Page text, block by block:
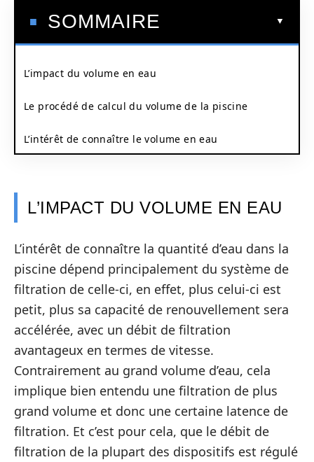
SOMMAIRE
L’impact du volume en eau
Le procédé de calcul du volume de la piscine
L’intérêt de connaître le volume en eau
L’IMPACT DU VOLUME EN EAU
L’intérêt de connaître la quantité d’eau dans la
piscine dépend principalement du système de
filtration de celle-ci, en effet, plus celui-ci est
petit, plus sa capacité de renouvellement sera
accélérée, avec un débit de filtration
avantageux en termes de vitesse.
Contrairement au grand volume d’eau, cela
implique bien entendu une filtration de plus
grand volume et donc une certaine latence de
filtration. Et c’est pour cela, que le débit de
filtration de la plupart des dispositifs est régulé